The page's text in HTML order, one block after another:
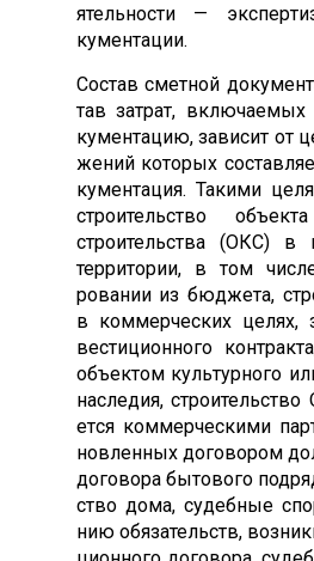
ятель­нос­ти —
кумен­та­ции.
Сос­тав смет­ной
тав зат­рат,
кумен­та­цию, за­висит от
жений ко­торых
кумен­та­ция. Та­кими
стро­итель­ство
стро­итель­ства (ОКС) в
тер­ри­тории, в том
рова­нии из бюд­же­та,
в ком­мерчес­ких це­лях,
вести­ци­он­но­го
объ­ек­том куль­тур­но­го
нас­ле­дия,
ет­ся ком­мерчес­ки­ми
нов­ленных до­гово­ром
до­гово­ра бы­тово­го
ство до­ма, су­деб­ные
нию обя­затель­ств,